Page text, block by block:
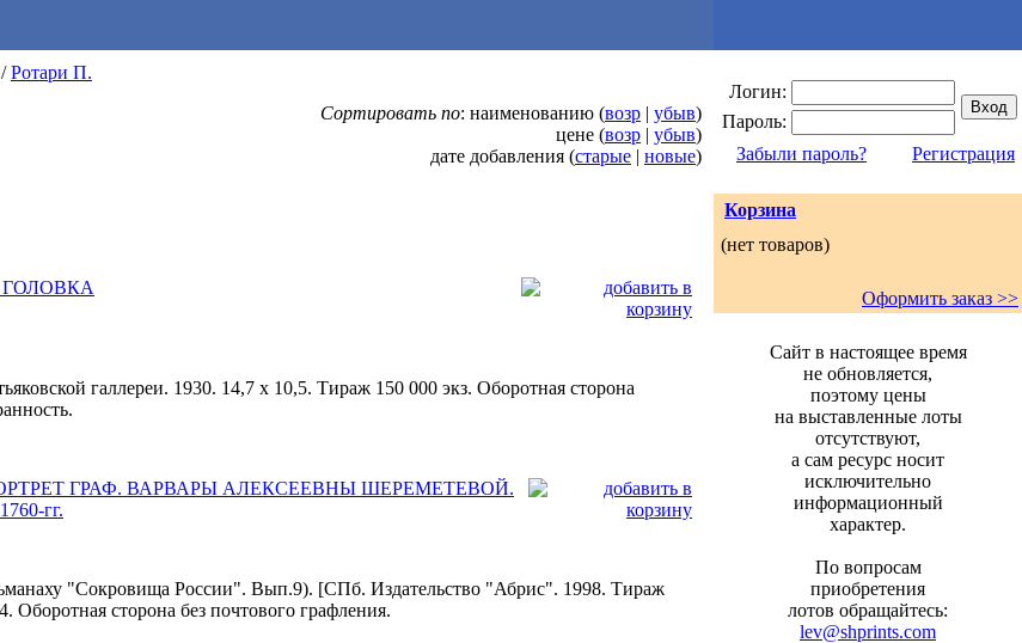
/Ротари П.
Сортировать по: наименованию (возр | убыв)
цене (возр | убыв)
дате добавления (старые | новые)
ГОЛОВКА
галлереи. 1930. 14,7 х 10,5. Тираж 150 000 экз. Оборотная сторона
ПОРТРЕТ ГРАФ. ВАРВАРЫ АЛЕКСЕЕВНЫ ШЕРЕМЕТЕВОЙ.
гг.
"Сокровища России". Вып.9). [СПб. Издательство "Абрис". 1998. Тираж
Оборотная сторона без почтового графления.
Логин:
Пароль:
Забыли пароль?
Регистрация
Корзина
(нет товаров)
Оформить заказ >>
Сайт в настоящее время
не обновляется,
поэтому цены
на выставленные лоты
отсутствуют,
а сам ресурс носит
исключительно
информационный
характер.
По вопросам
приобретения
лотов обращайтесь:
lev@shprints.com